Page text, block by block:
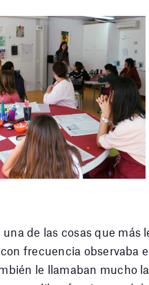
de las cosas que más
frecuencia observaba
le llamaban mucho